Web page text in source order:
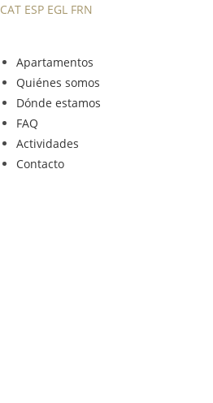
CAT ESP EGL FRN
Apartamentos
Quiénes somos
Dónde estamos
FAQ
Actividades
Contacto